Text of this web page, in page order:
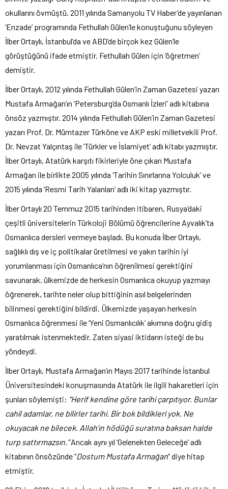
okullarını övmüştü. 2011 yılında Samanyolu TV Haber’de yayınlanan
‘Enzade’ programında Fethullah Gülen’le konuştuğunu söyleyen
İlber Ortaylı, İstanbul’da ve ABD’de birçok kez Gülen’le
görüştüğünü ifade etmiştir. Fethullah Gülen için ‘öğretmen’
demiştir.
İlber Ortaylı, 2012 yılında Fethullah Gülen’in Zaman Gazetesi yazarı
Mustafa Armağan’ın ‘Petersburg’da Osmanlı İzleri’ adlı kitabına
önsöz yazmıştır. 2014 yılında Fethullah Gülen’in Zaman Gazetesi
yazarı Prof. Dr. Mümtazer Türköne ve AKP eski milletvekili Prof.
Dr. Nevzat Yalçıntaş ile ‘Türkler ve İslamiyet’ adlı kitabı yazmıştır.
İlber Ortaylı, Atatürk karşıtı fikirleriyle öne çıkan Mustafa
Armağan ile birlikte 2005 yılında ‘Tarihin Sınırlarına Yolculuk’ ve
2015 yılında ‘Resmi Tarih Yalanları’ adlı iki kitap yazmıştır.
İlber Ortaylı 20 Temmuz 2015 tarihinden itibaren, Rusya’daki
çeşitli üniversitelerin Türkoloji Bölümü öğrencilerine Ayvalık’ta
Osmanlıca dersleri vermeye başladı. Bu konuda İlber Ortaylı,
sağlıklı dış ve iç politikalar üretilmesi ve yakın tarihin iyi
yorumlanması için Osmanlıca’nın öğrenilmesi gerektiğini
savunarak, ülkemizde de herkesin Osmanlıca okuyup yazmayı
öğrenerek, tarihte neler olup bittiğinin asıl belgelerinden
bilinmesi gerektiğini bildirdi. Ülkemizde yaşayan herkesin
Osmanlıca öğrenmesi ile ‘Yeni Osmanlıcılık’ akımına doğru gidiş
yaratılmak istenmektedir. Zaten siyasi iktidarın isteği de bu
yöndeydi.
İlber Ortaylı, Mustafa Armağan’ın Mayıs 2017 tarihinde İstanbul
Üniversitesindeki konuşmasında Atatürk ile ilgili hakaretleri için
şunları söylemişti: “Herif kendine göre tarihi çarpıtıyor. Bunlar
cahil adamlar, ne bilirler tarihi. Bir bok bildikleri yok. Ne
okuyacak ne bilecek. Allah’ın hödüğü suratına baksan halde
turp sattırmazsın.”Ancak aynı yıl ‘Gelenekten Geleceğe’ adlı
kitabının önsözünde “Dostum Mustafa Armağan” diye hitap
etmiştir.